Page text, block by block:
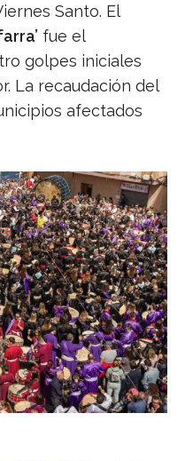
Santo. El
fue el
golpes iniciales
La recaudación del
afectados